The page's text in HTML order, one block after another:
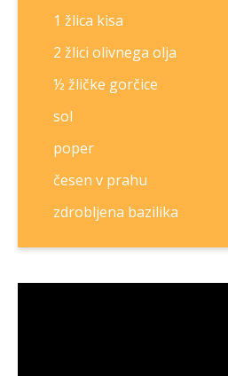
1 žlica kisa
2 žlici olivnega olja
½ žličke gorčice
sol
poper
česen v prahu
zdrobljena bazilika